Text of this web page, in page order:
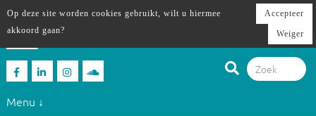
Menu ↓
Op deze site worden cookies gebruikt, wilt u hiermee
akkoord gaan?
Accepteer
Weiger